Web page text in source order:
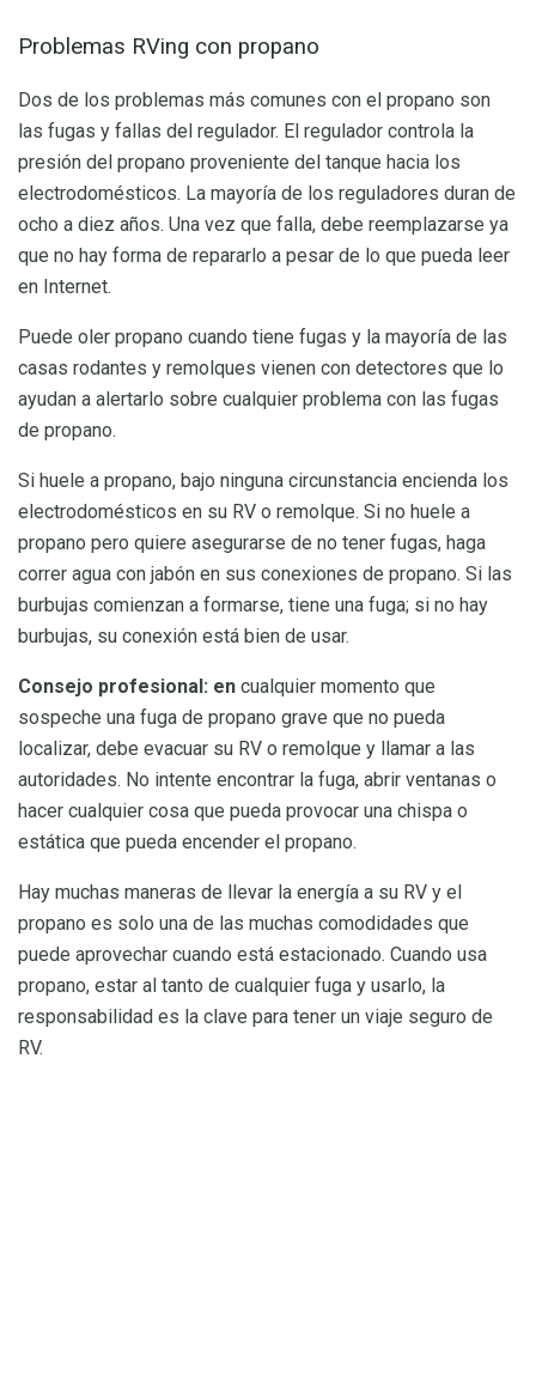
Problemas RVing con propano
Dos de los problemas más comunes con el propano son
las fugas y fallas del regulador. El regulador controla la
presión del propano proveniente del tanque hacia los
electrodomésticos. La mayoría de los reguladores duran de
ocho a diez años. Una vez que falla, debe reemplazarse ya
que no hay forma de repararlo a pesar de lo que pueda leer
en Internet.
Puede oler propano cuando tiene fugas y la mayoría de las
casas rodantes y remolques vienen con detectores que lo
ayudan a alertarlo sobre cualquier problema con las fugas
de propano.
Si huele a propano, bajo ninguna circunstancia encienda los
electrodomésticos en su RV o remolque. Si no huele a
propano pero quiere asegurarse de no tener fugas, haga
correr agua con jabón en sus conexiones de propano. Si las
burbujas comienzan a formarse, tiene una fuga; si no hay
burbujas, su conexión está bien de usar.
Consejo profesional: en cualquier momento que
sospeche una fuga de propano grave que no pueda
localizar, debe evacuar su RV o remolque y llamar a las
autoridades. No intente encontrar la fuga, abrir ventanas o
hacer cualquier cosa que pueda provocar una chispa o
estática que pueda encender el propano.
Hay muchas maneras de llevar la energía a su RV y el
propano es solo una de las muchas comodidades que
puede aprovechar cuando está estacionado. Cuando usa
propano, estar al tanto de cualquier fuga y usarlo, la
responsabilidad es la clave para tener un viaje seguro de
RV.